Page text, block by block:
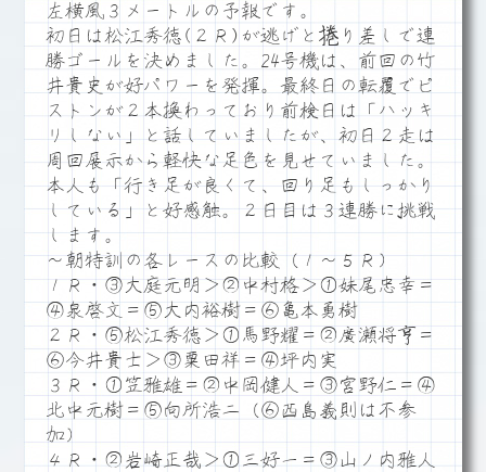
左横風３メートルの予報です。
初日は松江秀徳(２Ｒ)が逃げと捲り差しで連
勝ゴールを決めました。24号機は、前回の竹
井貴史が好パワーを発揮。最終日の転覆でピ
ストンが２本換わっており前検日は「ハッキ
リしない」と話していましたが、初日２走は
周回展示から軽快な足色を見せていました。
本人も「行き足が良くて、回り足もしっかり
している」と好感触。２日目は３連勝に挑戦
します。
～朝特訓の各レースの比較（１～５Ｒ）
１Ｒ・③大庭元明＞②中村格＞①妹尾忠幸＝
④泉啓文＝⑤大内裕樹＝⑥亀本勇樹
２Ｒ・⑤松江秀徳＞①馬野耀＝②廣瀬将亨＝
⑥今井貴士＞③粟田祥＝④坪内実
３Ｒ・①笠雅雄＝②中岡健人＝③宮野仁＝④
北中元樹＝⑤向所浩二（⑥西島義則は不参
加）
４Ｒ・②岩崎正哉＞①三好一＝③山ノ内雅人